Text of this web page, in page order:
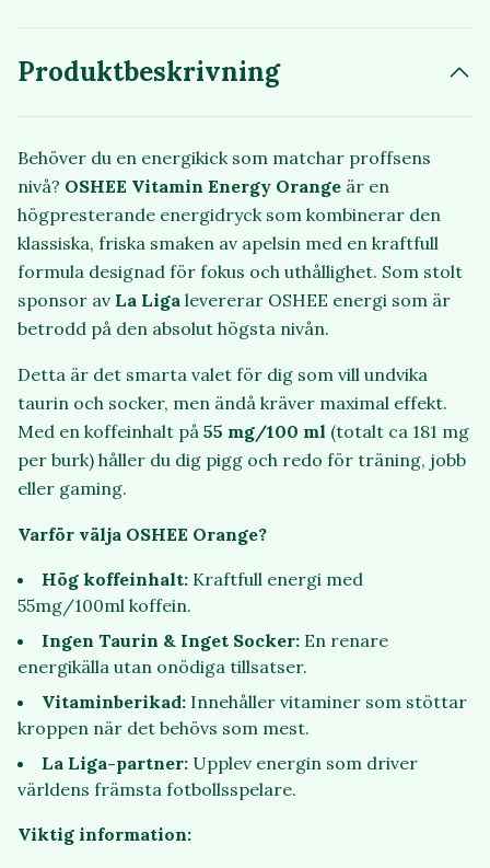
Produktbeskrivning
Behöver du en energikick som matchar proffsens
nivå? OSHEE Vitamin Energy Orange är en
högpresterande energidryck som kombinerar den
klassiska, friska smaken av apelsin med en kraftfull
formula designad för fokus och uthållighet. Som stolt
sponsor av La Liga levererar OSHEE energi som är
betrodd på den absolut högsta nivån.
Detta är det smarta valet för dig som vill undvika
taurin och socker, men ändå kräver maximal effekt.
Med en koffeinhalt på 55 mg/100 ml (totalt ca 181 mg
per burk) håller du dig pigg och redo för träning, jobb
eller gaming.
Varför välja OSHEE Orange?
Hög koffeinhalt: Kraftfull energi med
55mg/100ml koffein.
Ingen Taurin & Inget Socker: En renare
energikälla utan onödiga tillsatser.
Vitaminberikad: Innehåller vitaminer som stöttar
kroppen när det behövs som mest.
La Liga-partner: Upplev energin som driver
världens främsta fotbollsspelare.
Viktig information: